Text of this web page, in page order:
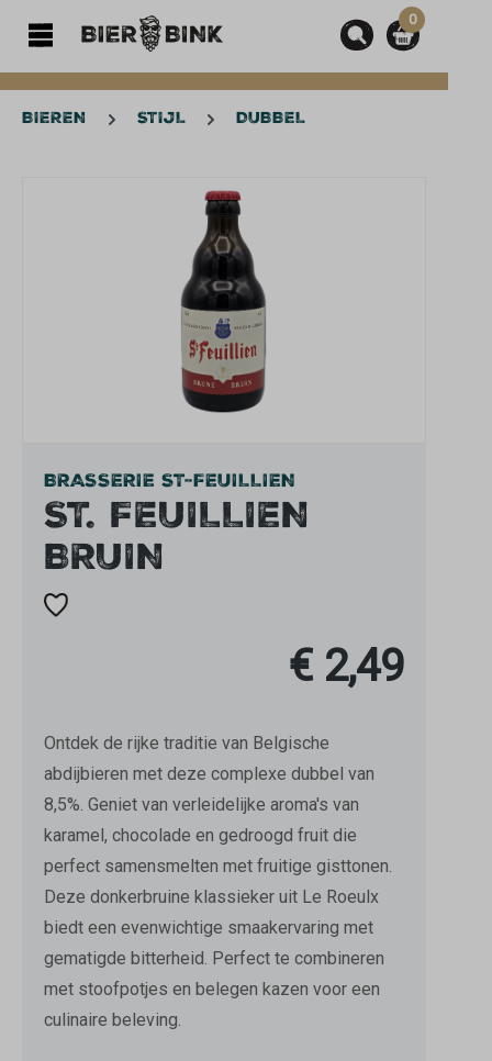
0
BIEREN STIJL DUBBEL
Afbeeldingengalerij overslaan
BRASSERIE ST-FEUILLIEN
ST. FEUILLIEN
BRUIN
€ 2,49
Ontdek de rijke traditie van Belgische
abdijbieren met deze complexe dubbel van
8,5%. Geniet van verleidelijke aroma's van
karamel, chocolade en gedroogd fruit die
perfect samensmelten met fruitige gisttonen.
Deze donkerbruine klassieker uit Le Roeulx
biedt een evenwichtige smaakervaring met
gematigde bitterheid. Perfect te combineren
met stoofpotjes en belegen kazen voor een
culinaire beleving.